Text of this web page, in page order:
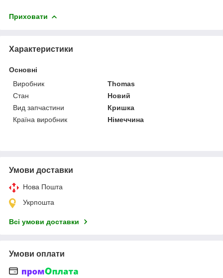
Приховати
Характеристики
Основні
Виробник
Thomas
Стан
Новий
Вид запчастини
Кришка
Країна виробник
Німеччина
Умови доставки
Нова Пошта
Укрпошта
Всі умови доставки
Умови оплати